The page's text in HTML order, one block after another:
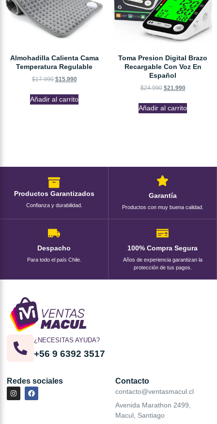
Almohadilla Calienta Cama
Temperatura Regulable
$17.990 $15.990
Añadir al carrito
Toma Presion Digital Brazo
Recargable Con Voz En
Español
$24.990 $21.990
Añadir al carrito
Productos Garantizados
Confianza y durabilidad.
Garantía
Productos con muy buena calidad.
Despacho
Para todo el país Chile.
100% Compra Segura
Años de experiencia garantizan la
protección de tus pagos.
¿NECESITAS AYUDA?
+56 9 6392 3517
Redes sociales Contacto
contacto@ventasmacul.cl
Avenida Marathon 2499,
Macul, Santiago